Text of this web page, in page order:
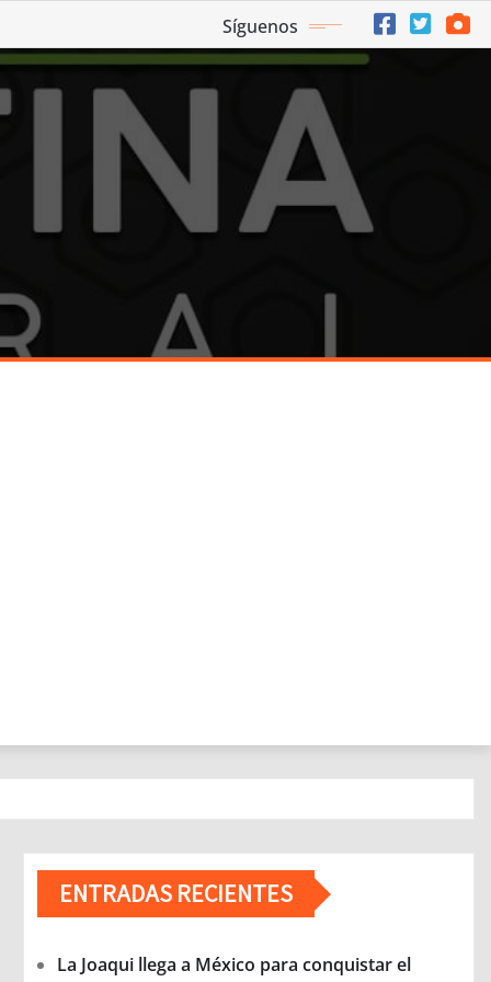
Síguenos
ENTRADAS RECIENTES
La Joaqui llega a México para conquistar el